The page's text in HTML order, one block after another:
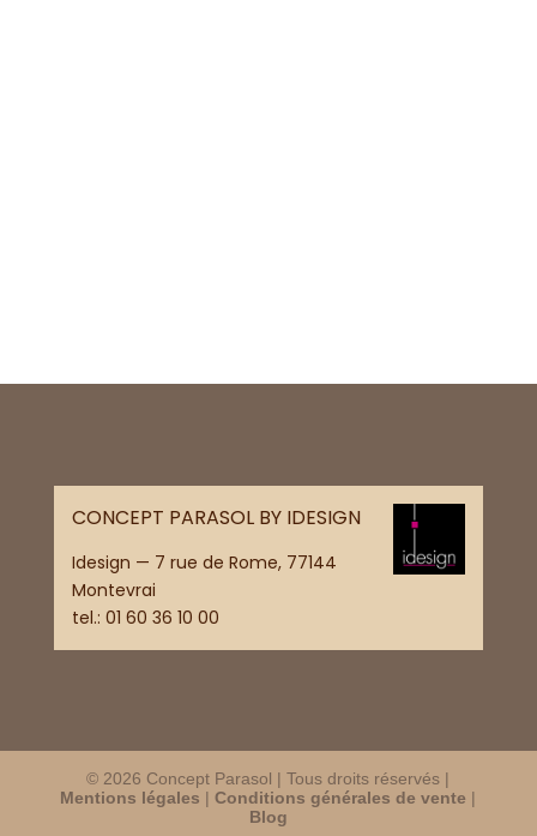
CONCEPT PARASOL BY IDESIGN
Idesign — 7 rue de Rome, 77144
Montevrai
tel.: 01 60 36 10 00
© 2026 Concept Parasol | Tous droits réservés |
Mentions légales |Conditions générales de vente |
Blog